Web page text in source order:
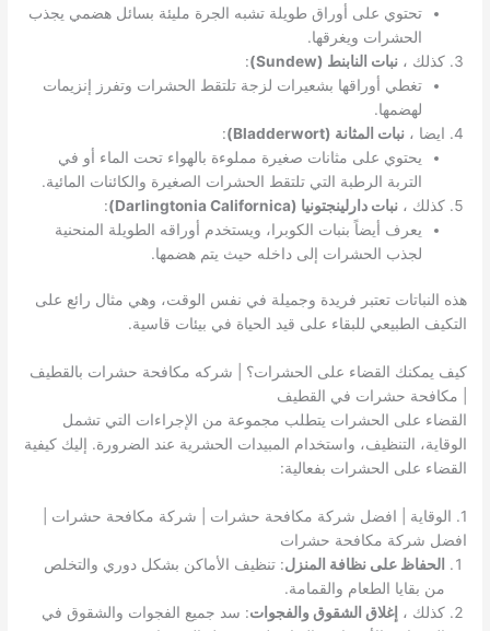
تحتوي على أوراق طويلة تشبه الجرة مليئة بسائل هضمي يجذب
الحشرات ويغرقها.
كذلك ،نبات النابنط (Sundew)
:
تغطي أوراقها بشعيرات لزجة تلتقط الحشرات وتفرز إنزيمات
لهضمها.
ايضا ،نبات المثانة (Bladderwort)
:
يحتوي على مثانات صغيرة مملوءة بالهواء تحت الماء أو في
التربة الرطبة التي تلتقط الحشرات الصغيرة والكائنات المائية.
كذلك ،نبات دارلينجتونيا (Darlingtonia Californica)
:
يعرف أيضاً بنبات الكوبرا، ويستخدم أوراقه الطويلة المنحنية
لجذب الحشرات إلى داخله حيث يتم هضمها.
هذه النباتات تعتبر فريدة وجميلة في نفس الوقت، وهي مثال رائع على
التكيف الطبيعي للبقاء على قيد الحياة في بيئات قاسية.
كيف يمكنك القضاء على الحشرات؟ | شركه مكافحة حشرات بالقطيف
| مكافحة حشرات في القطيف
القضاء على الحشرات يتطلب مجموعة من الإجراءات التي تشمل
الوقاية، التنظيف، واستخدام المبيدات الحشرية عند الضرورة. إليك كيفية
القضاء على الحشرات بفعالية:
1. الوقاية | افضل شركة مكافحة حشرات | شركة مكافحة حشرات |
افضل شركة مكافحة حشرات
الحفاظ على نظافة المنزل: تنظيف الأماكن بشكل دوري والتخلص
من بقايا الطعام والقمامة.
كذلك ، إغلاق الشقوق والفجوات: سد جميع الفجوات والشقوق في